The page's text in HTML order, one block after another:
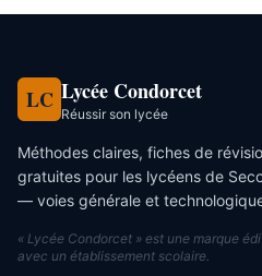
LC Lycée Condorcet
Réussir son lycée
Méthodes claires, fiches de
gratuites pour les lycéens de
— voies générale et
« Lycée Condorcet » est une marque
avec un établissement scolaire.